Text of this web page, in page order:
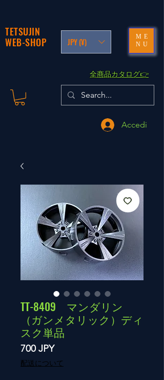
TETSUJIN
WEB-SHOP
JPY (¥)
ME
NU
​全商品カタログ👉
Accedi
TT-8409 マンダリン
（ガンメタリック）ディ
スク単品
700 JPYPrezzo
配送について